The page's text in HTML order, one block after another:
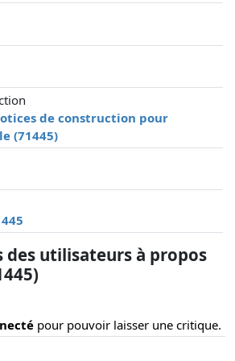
de construction pour
(71445)
des utilisateurs à propos
pour pouvoir laisser une critique.